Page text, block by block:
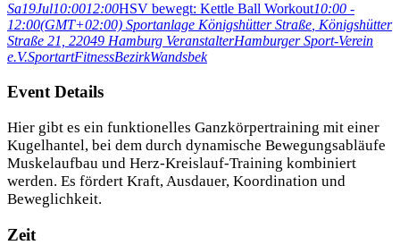
Sa19Jul10:0012:00HSV bewegt: Kettle Ball Workout10:00 -
12:00(GMT+02:00) Sportanlage Königshütter Straße, Königshütter
Straße 21, 22049 Hamburg VeranstalterHamburger Sport-Verein
e.V.SportartFitnessBezirkWandsbek
Event Details
Hier gibt es ein funktionelles Ganzkörpertraining mit einer
Kugelhantel, bei dem durch dynamische Bewegungsabläufe
Muskelaufbau und Herz-Kreislauf-Training kombiniert
werden. Es fördert Kraft, Ausdauer, Koordination und
Beweglichkeit.
Zeit